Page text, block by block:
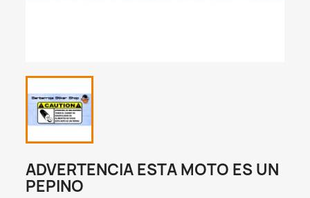
ADVERTENCIA ESTA MOTO ES UN
PEPINO